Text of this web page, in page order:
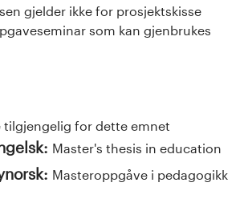
gjelder ikke for prosjektskisse
som kan gjenbrukes
tilgjengelig for dette emnet
Master's thesis in education
Masteroppgåve i pedagogikk